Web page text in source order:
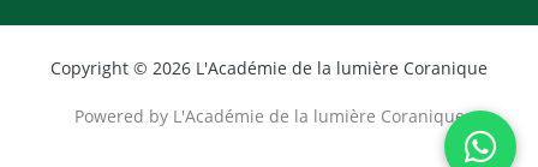
Copyright © 2026 L'Académie de la lumière Coranique
Powered by L'Académie de la lumière Coranique